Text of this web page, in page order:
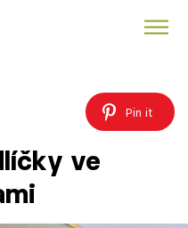
Pin it
ve